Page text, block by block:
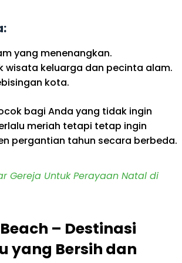
yang menenangkan.
wisata keluarga dan pecinta alam.
kota.
bagi Anda yang tidak ingin
meriah tetapi tetap ingin
pergantian tahun secara berbeda.
Gereja Untuk Perayaan Natal di
– Destinasi
yang Bersih dan